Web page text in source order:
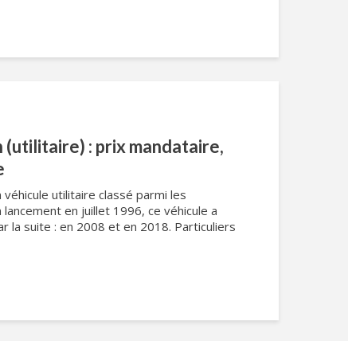
: prix mandataire,
utilitaire classé parmi les
en juillet 1996, ce véhicule a
la suite : en 2008 et en 2018. Particuliers